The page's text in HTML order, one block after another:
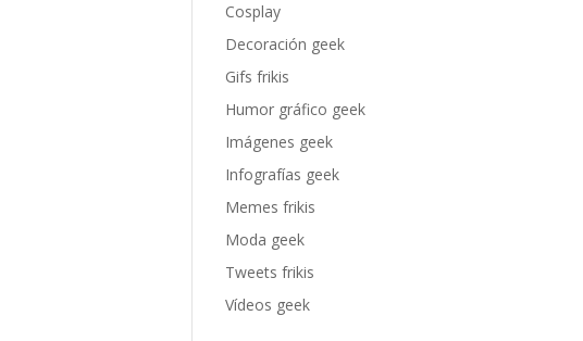
Cosplay
Decoración geek
Gifs frikis
Humor gráfico geek
Imágenes geek
Infografías geek
Memes frikis
Moda geek
Tweets frikis
Vídeos geek